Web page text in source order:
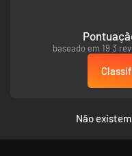
• Legal Action Pending - Day
• Legal Action Pending -
• Carnage a Trois Skins Pack
• Safeword Agent Pack
baseado em 19 3
Não